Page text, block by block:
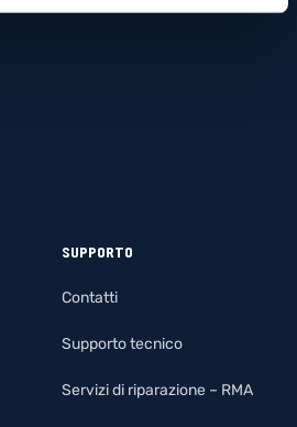
SUPPORTO
Contatti
Supporto tecnico
Servizi di riparazione – RMA